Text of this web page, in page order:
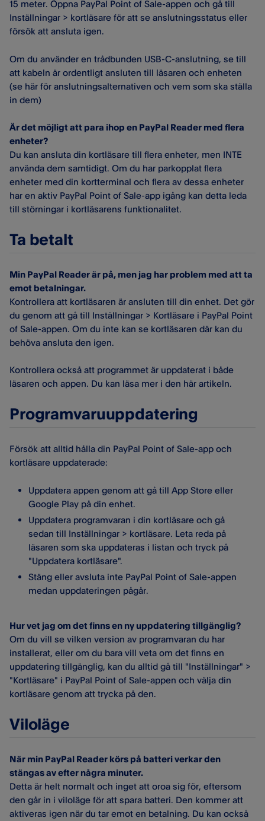
15 meter. Öppna PayPal Point of Sale-appen och gå till
Inställningar > kortläsare för att se anslutningsstatus eller
försök att ansluta igen.
Om du använder en trådbunden USB-C-anslutning, se till
att kabeln är ordentligt ansluten till läsaren och enheten
(se här för anslutningsalternativen och vem som ska ställa
in dem)
Är det möjligt att para ihop en PayPal Reader med flera
enheter?
Du kan ansluta din kortläsare till flera enheter, men INTE
använda dem samtidigt. Om du har parkopplat flera
enheter med din kortterminal och flera av dessa enheter
har en aktiv PayPal Point of Sale-app igång kan detta leda
till störningar i kortläsarens funktionalitet.
Ta betalt
Min PayPal Reader är på, men jag har problem med att ta
emot betalningar.
Kontrollera att kortläsaren är ansluten till din enhet. Det gör
du genom att gå till Inställningar > Kortläsare i PayPal Point
of Sale-appen. Om du inte kan se kortläsaren där kan du
behöva ansluta den igen.
Kontrollera också att programmet är uppdaterat i både
läsaren och appen. Du kan läsa mer i den här artikeln.
Programvaruuppdatering
Försök att alltid hålla din PayPal Point of Sale-app och
kortläsare uppdaterade:
Uppdatera appen genom att gå till App Store eller
Google Play på din enhet.
Uppdatera programvaran i din kortläsare och gå
sedan till Inställningar > kortläsare. Leta reda på
läsaren som ska uppdateras i listan och tryck på
"Uppdatera kortläsare".
Stäng eller avsluta inte PayPal Point of Sale-appen
medan uppdateringen pågår.
Hur vet jag om det finns en ny uppdatering tillgänglig?
Om du vill se vilken version av programvaran du har
installerat, eller om du bara vill veta om det finns en
uppdatering tillgänglig, kan du alltid gå till "Inställningar" >
"Kortläsare" i PayPal Point of Sale-appen och välja din
kortläsare genom att trycka på den.
Viloläge
När min PayPal Reader körs på batteri verkar den
stängas av efter några minuter.
Detta är helt normalt och inget att oroa sig för, eftersom
den går in i viloläge för att spara batteri. Den kommer att
aktiveras igen när du tar emot en betalning. Du kan också